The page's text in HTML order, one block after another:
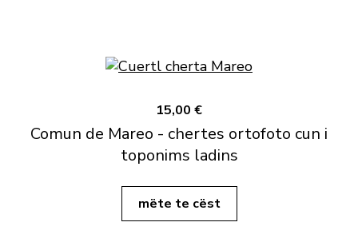
15,00 €
Comun de Mareo - chertes ortofoto cun i
toponims ladins
mëte te cëst